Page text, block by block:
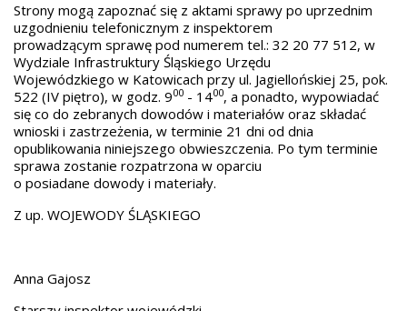
Strony mogą zapoznać się z aktami sprawy po uprzednim
uzgodnieniu telefonicznym z inspektorem
prowadzącym sprawę pod numerem tel.: 32 20 77 512, w
Wydziale Infrastruktury Śląskiego Urzędu
Wojewódzkiego w Katowicach przy ul. Jagiellońskiej 25, pok.
522 (IV piętro), w godz. 900 - 1400, a ponadto, wypowiadać
się co do zebranych dowodów i materiałów oraz składać
wnioski i zastrzeżenia, w terminie 21 dni od dnia
opublikowania niniejszego obwieszczenia. Po tym terminie
sprawa zostanie rozpatrzona w oparciu
o posiadane dowody i materiały.
Z up. WOJEWODY ŚLĄSKIEGO
Anna Gajosz